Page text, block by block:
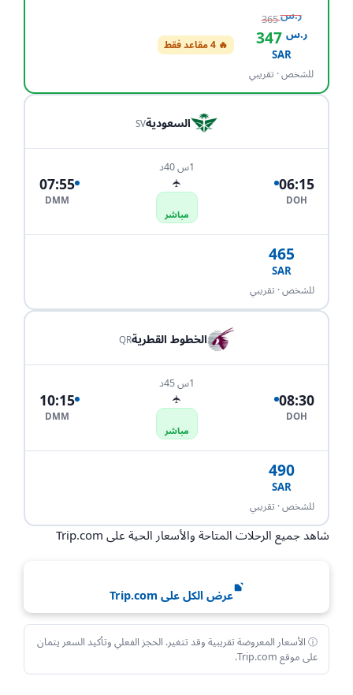
ر.س365
ر.س 347
SAR
للشخص · تقريبي
🔥 4 مقاعد فقط
السعوديةSV
06:15
DOH
1س 40د
✈
مباشر
07:55
DMM
465
SAR
للشخص · تقريبي
الخطوط القطريةQR
08:30
DOH
1س 45د
✈
مباشر
10:15
DMM
490
SAR
للشخص · تقريبي
شاهد جميع الرحلات المتاحة والأسعار الحية على Trip.com
عرض الكل على Trip.com
ⓘ الأسعار المعروضة تقريبية وقد تتغير. الحجز الفعلي وتأكيد السعر يتمان
على موقع Trip.com.